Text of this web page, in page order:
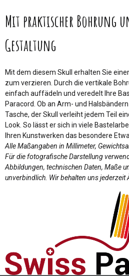
Mit praktischer Bohrung
Gestaltung
Mit dem diesem Skull erhalten Sie
zum verzieren. Durch die vertikale
einfach auffädeln und veredelt Ihre
Paracord. Ob an Arm- und
Tasche, der Skull verleiht jedem Teil
Look. So lässt er sich in viele
Ihren Kunstwerken das besondere
Alle Maßangaben in Millimeter,
Für die fotografische Darstellung
Abbildungen, technischen Daten, Maße
unverbindlich. Wir behalten uns